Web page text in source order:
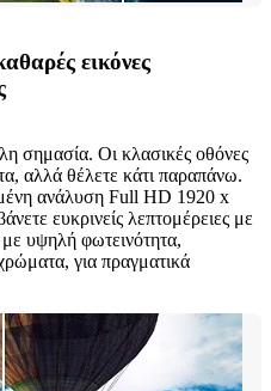
εικόνες
σημασία. Οι κλασικές οθόνες
αλλά θέλετε κάτι παραπάνω.
ανάλυση Full HD 1920 x
ευκρινείς λεπτομέρειες με
υψηλή φωτεινότητα,
για πραγματικά